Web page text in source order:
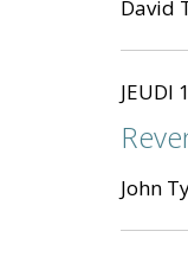
David
JEUDI
John